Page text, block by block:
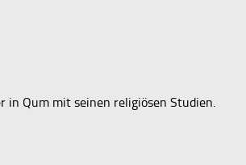
Qum mit seinen religiösen Studien.